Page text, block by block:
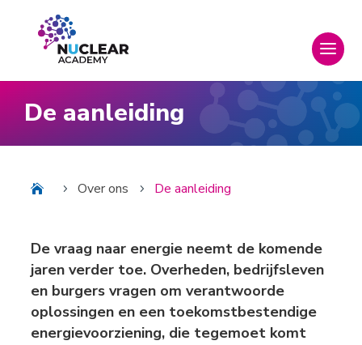
De aanleiding
5 Over ons 5 De aanleiding
De vraag naar energie neemt de komende
jaren verder toe. Overheden, bedrijfsleven
en burgers vragen om verantwoorde
oplossingen en een toekomstbestendige
energievoorziening, die tegemoet komt